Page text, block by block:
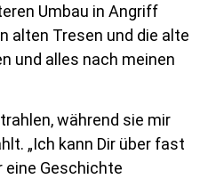
Umbau in Angriff
alten Tresen und die alte
und alles nach meinen
während sie mir
„Ich kann Dir über fast
eine Geschichte